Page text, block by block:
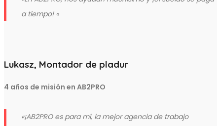
a tiempo! «
Lukasz, Montador de pladur
4 años de misión en AB2PRO
«¡AB2PRO es para mí, la mejor agencia de trabajo